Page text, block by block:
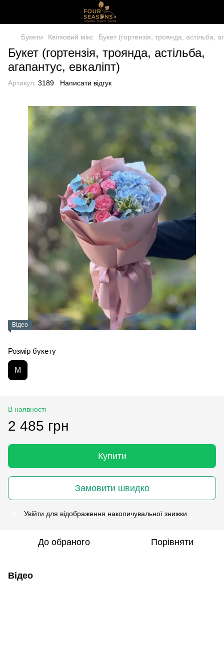
Букети Квітковий мікс Букет (гортензія, троянда, астільба,
Букет (гортензія, троянда, астільба,
агапантус, евкаліпт)
Артикул: 3189 Написати відгук
Відео
Розмір букету
M
В наявності
2 485 грн
Купити
Замовити швидко
Увійти для відображення накопичувальної знижки
До обраного Порівняти
Відео